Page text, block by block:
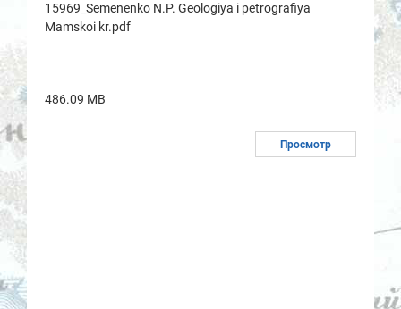
15969_Semenenko N.P. Geologiya i petrografiya
Mamskoi kr.pdf
486.09 MB
Просмотр